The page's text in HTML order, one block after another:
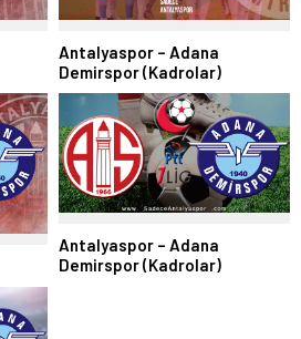
Antalyaspor – Adana
Demirspor (Kadrolar)
Antalyaspor – Adana
Demirspor (Kadrolar)